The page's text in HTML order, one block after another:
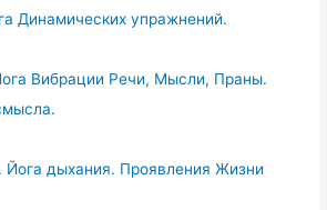
Динамических упражнений.
Вибрации Речи, Мысли, Праны.
Йога дыхания. Проявления Жизни